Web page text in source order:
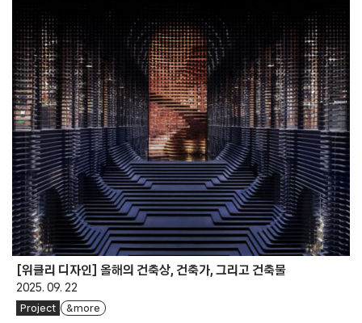
[위클리 디자인] 올해의 건축상, 건축가, 그리고 건축물
2025. 09. 22
Project & more